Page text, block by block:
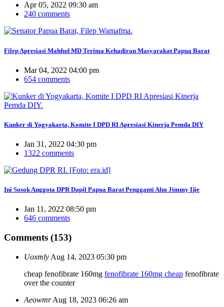
Apr 05, 2022 09:30 am
240 comments
Filep Apresiasi Mahfud MD Terima Kehadiran Masyarakat Papua Barat
Mar 04, 2022 04:00 pm
654 comments
Kunker di Yogyakarta, Komite I DPD RI Apresiasi Kinerja Pemda DIY
Jan 31, 2022 04:30 pm
1322 comments
Ini Sosok Anggota DPR Dapil Papua Barat Pengganti Alm Jimmy Ijie
Jan 11, 2022 08:50 pm
646 comments
Comments (153)
Uoxmly Aug 14, 2023 05:30 pm
cheap fenofibrate 160mg fenofibrate 160mg cheap fenofibrate
over the counter
Aeowmr Aug 18, 2023 06:26 am